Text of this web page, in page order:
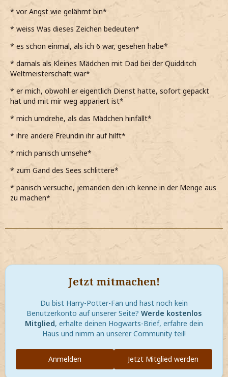
* vor Angst wie gelähmt bin*
* weiss Was dieses Zeichen bedeuten*
* es schon einmal, als ich 6 war, gesehen habe*
* damals als Kleines Mädchen mit Dad bei der Quidditch
Weltmeisterschaft war*
* er mich, obwohl er eigentlich Dienst hatte, sofort gepackt
hat und mit mir weg appariert ist*
* mich umdrehe, als das Mädchen hinfällt*
* ihre andere Freundin ihr auf hilft*
* mich panisch umsehe*
* zum Gand des Sees schlittere*
* panisch versuche, jemanden den ich kenne in der Menge aus
zu machen*
Jetzt mitmachen!
Du bist Harry-Potter-Fan und hast noch kein
Benutzerkonto auf unserer Seite? Werde kostenlos
Mitglied, erhalte deinen Hogwarts-Brief, erfahre dein
Haus und nimm an unserer Community teil!
Jetzt Mitglied werden
Anmelden